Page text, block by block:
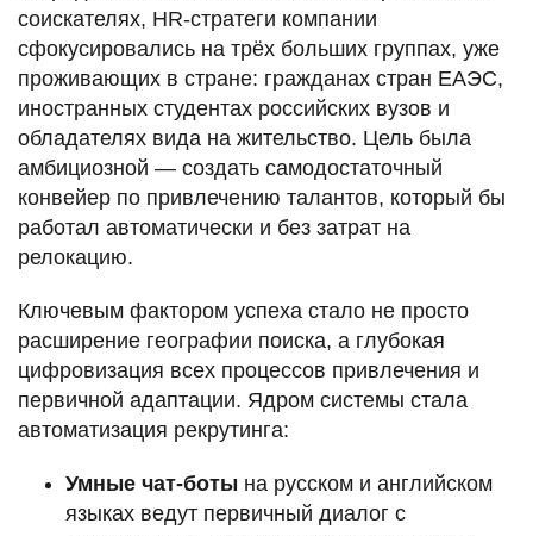
соискателях, HR-стратеги компании
сфокусировались на трёх больших группах, уже
проживающих в стране: гражданах стран ЕАЭС,
иностранных студентах российских вузов и
обладателях вида на жительство. Цель была
амбициозной — создать самодостаточный
конвейер по привлечению талантов, который бы
работал автоматически и без затрат на
релокацию.
Ключевым фактором успеха стало не просто
расширение географии поиска, а глубокая
цифровизация всех процессов привлечения и
первичной адаптации. Ядром системы стала
автоматизация рекрутинга:
Умные чат-боты на русском и английском
языках ведут первичный диалог с